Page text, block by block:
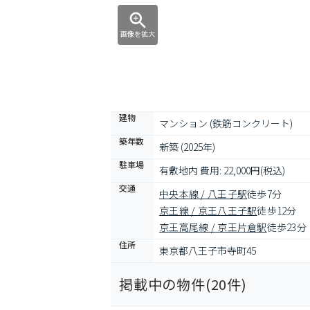
画像を拡大
建物 マンション (鉄筋コンクリート)
築年数 新築 (2025年)
駐車場 有敷地内 費用: 22,000円(税込)
交通 中央本線 / 八王子駅徒歩7分
京王線 / 京王八王子駅徒歩12分
京王高尾線 / 京王片倉駅徒歩23分
住所 東京都八王子市寺町45
掲載中の物件(20件)